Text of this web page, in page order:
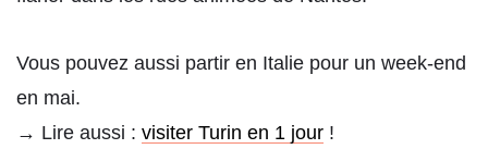
Vous pouvez aussi partir en Italie pour un week-end
en mai.
→ Lire aussi : visiter Turin en 1 jour !